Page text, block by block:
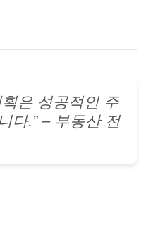
은 성공적인 주
다.” – 부동산 전